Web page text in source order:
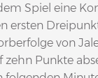
Spiel eine
ersten
von
Punkte